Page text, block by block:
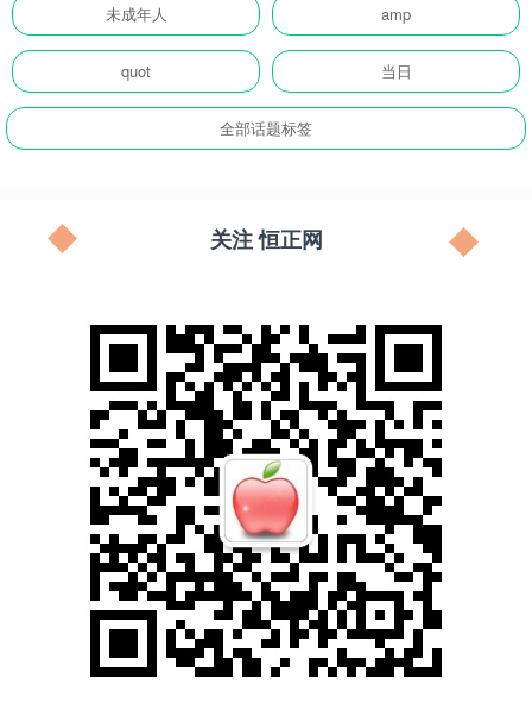
未成年人 amp
quot 当日
全部话题标签
关注 恒正网